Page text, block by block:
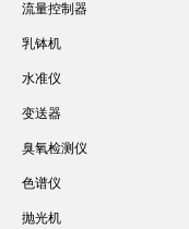
流量控制器
乳钵机
水准仪
变送器
臭氧检测仪
色谱仪
抛光机